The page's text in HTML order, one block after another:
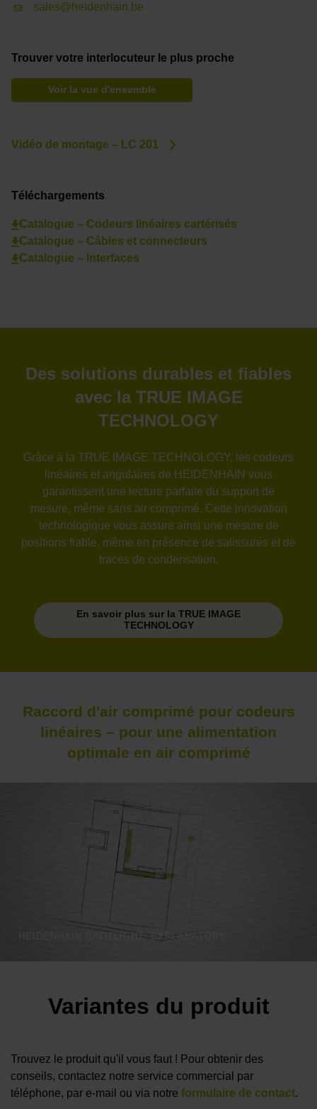
sales@heidenhain.be
Trouver votre interlocuteur le plus proche
Voir la vue d'ensemble
Vidéo de montage – LC 201
Téléchargements
Catalogue – Codeurs linéaires cartérisés
Catalogue – Câbles et connecteurs
Catalogue – Interfaces
Des solutions durables et fiables
avec la TRUE IMAGE
TECHNOLOGY
Grâce à la TRUE IMAGE TECHNOLOGY, les codeurs
linéaires et angulaires de HEIDENHAIN vous
garantissent une lecture parfaite du support de
mesure, même sans air comprimé. Cette innovation
technologique vous assure ainsi une mesure de
positions fiable, même en présence de salissures et de
traces de condensation.
En savoir plus sur la TRUE IMAGE
TECHNOLOGY
Raccord d'air comprimé pour codeurs
linéaires – pour une alimentation
optimale en air comprimé
Variantes du produit
Trouvez le produit qu'il vous faut ! Pour obtenir des
conseils, contactez notre service commercial par
téléphone, par e-mail ou via notre formulaire de contact.